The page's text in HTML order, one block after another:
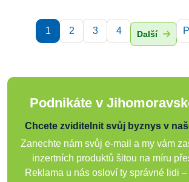
1 2 3 4 Další
Podnikáte v
Chcete zviditelnit svůj byznys v
Zanechte nám svůj e-mail a my vám
inzertních produktů šitou na míru
Reklama u nás osloví ty správné lidi